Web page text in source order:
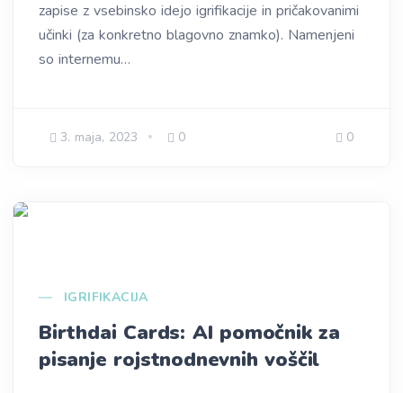
zapise z vsebinsko idejo igrifikacije in pričakovanimi
učinki (za konkretno blagovno znamko). Namenjeni
so internemu…
3. maja, 2023 0 0
IGRIFIKACIJA
Birthdai Cards: AI pomočnik za
pisanje rojstnodnevnih voščil